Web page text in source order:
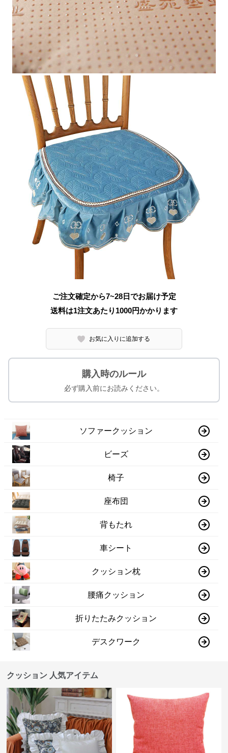
ご注文確定から7~28日でお届け予定
送料は1注文あたり 1000円かかります
お気に入りに追加する
購入時のルール
必ず購入前にお読みください。
ソファークッション
ビーズ
椅子
座布団
背もたれ
車シート
クッション枕
腰痛クッション
折りたたみクッション
デスクワーク
クッション 人気アイテム